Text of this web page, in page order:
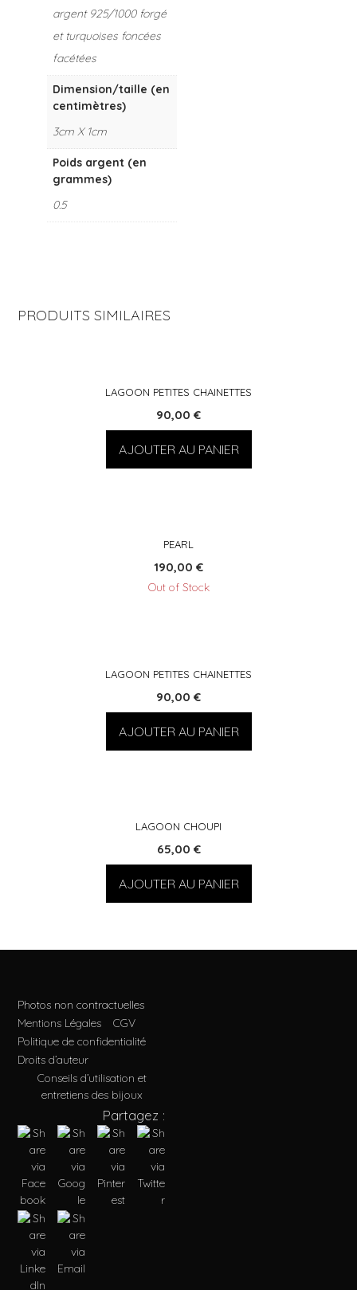
argent 925/1000 forgé
et turquoises foncées
facétées
Dimension/taille (en
centimètres)
3cm X 1cm
Poids argent (en
grammes)
0.5
PRODUITS SIMILAIRES
LAGOON PETITES CHAINETTES
90,00 €
AJOUTER AU PANIER
PEARL
190,00 €
Out of Stock
LAGOON PETITES CHAINETTES
90,00 €
AJOUTER AU PANIER
LAGOON CHOUPI
65,00 €
AJOUTER AU PANIER
Photos non contractuelles
Mentions Légales
CGV
Politique de confidentialité
Droits d’auteur
Conseils d’utilisation et
entretiens des bijoux
Partagez :